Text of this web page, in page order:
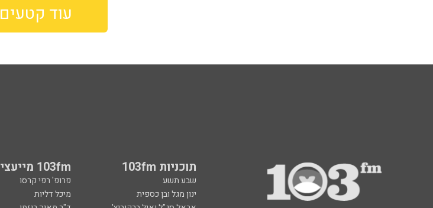
עוד קטעים
תוכניות 103fm 103fm מייעצים
שבע תשע פרופ' רפי קרסו
ינון מגל ובן כספית
מיכל דליות